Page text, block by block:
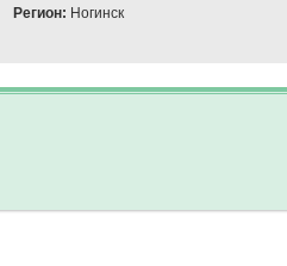
Регион: Ногинск